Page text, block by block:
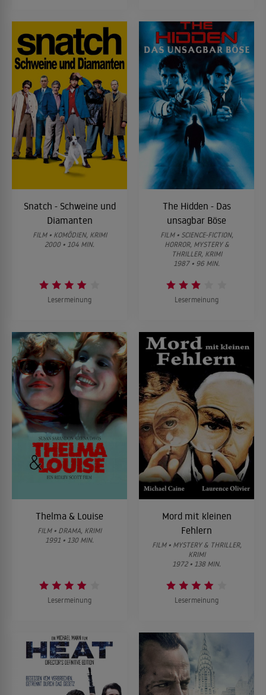
Snatch - Schweine und
Diamanten
FILM • KOMÖDIEN, KRIMI
2000 • 104 MIN.
Lesermeinung
The Hidden - Das
unsagbar Böse
FILM • SCIENCE-FICTION,
HORROR, MYSTERY &
THRILLER, KRIMI
1987 • 96 MIN.
Lesermeinung
Thelma & Louise
FILM • DRAMA, KRIMI
1991 • 130 MIN.
Lesermeinung
Mord mit kleinen
Fehlern
FILM • MYSTERY & THRILLER,
KRIMI
1972 • 138 MIN.
Lesermeinung